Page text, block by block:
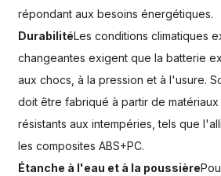
répondant aux besoins énergétiques.
DurabilitéLes conditions climatiques
changeantes exigent que la batterie
aux chocs, à la pression et à l'usure.
doit être fabriqué à partir de
résistants aux intempéries, tels que
les composites ABS+PC.
Étanche à l'eau et à la poussière